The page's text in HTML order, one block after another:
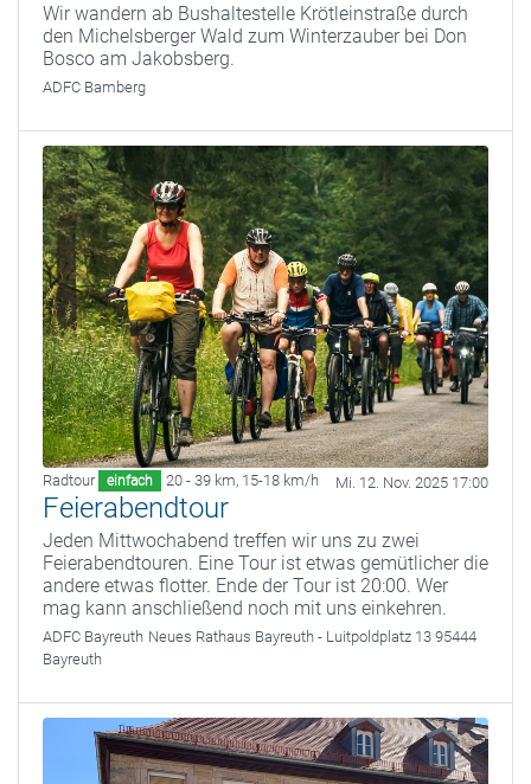
Wir wandern ab Bushaltestelle Krötleinstraße durch
den Michelsberger Wald zum Winterzauber bei Don
Bosco am Jakobsberg.
ADFC Bamberg
Radtour einfach 20 - 39 km, 15-18 km/h Mi. 12. Nov. 2025 17:00
Feierabendtour
Jeden Mittwochabend treffen wir uns zu zwei
Feierabendtouren. Eine Tour ist etwas gemütlicher die
andere etwas flotter. Ende der Tour ist 20:00. Wer
mag kann anschließend noch mit uns einkehren.
ADFC Bayreuth Neues Rathaus Bayreuth - Luitpoldplatz 13 95444
Bayreuth